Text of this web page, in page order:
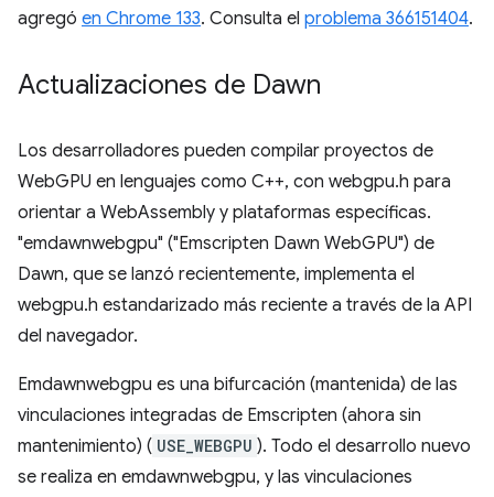
agregó en Chrome 133. Consulta el problema 366151404.
Actualizaciones de Dawn
Los desarrolladores pueden compilar proyectos de
WebGPU en lenguajes como C++, con webgpu.h para
orientar a WebAssembly y plataformas específicas.
"emdawnwebgpu" ("Emscripten Dawn WebGPU") de
Dawn, que se lanzó recientemente, implementa el
webgpu.h estandarizado más reciente a través de la API
del navegador.
Emdawnwebgpu es una bifurcación (mantenida) de las
vinculaciones integradas de Emscripten (ahora sin
mantenimiento) ( USE_WEBGPU ). Todo el desarrollo nuevo
se realiza en emdawnwebgpu, y las vinculaciones